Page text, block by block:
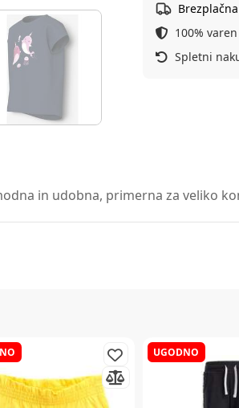
100%
Spletni
in udobna, primerna za veliko
UGODNO